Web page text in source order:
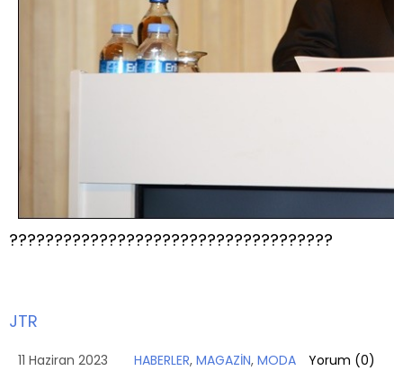
????????????????????????????????????
JTR
11 Haziran 2023 HABERLER, MAGAZİN, MODA Yorum (0)